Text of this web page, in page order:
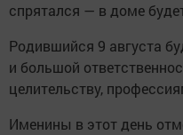
спрятался — в доме
Родившийся 9 августа
и большой
целительству,
Именины в этот день